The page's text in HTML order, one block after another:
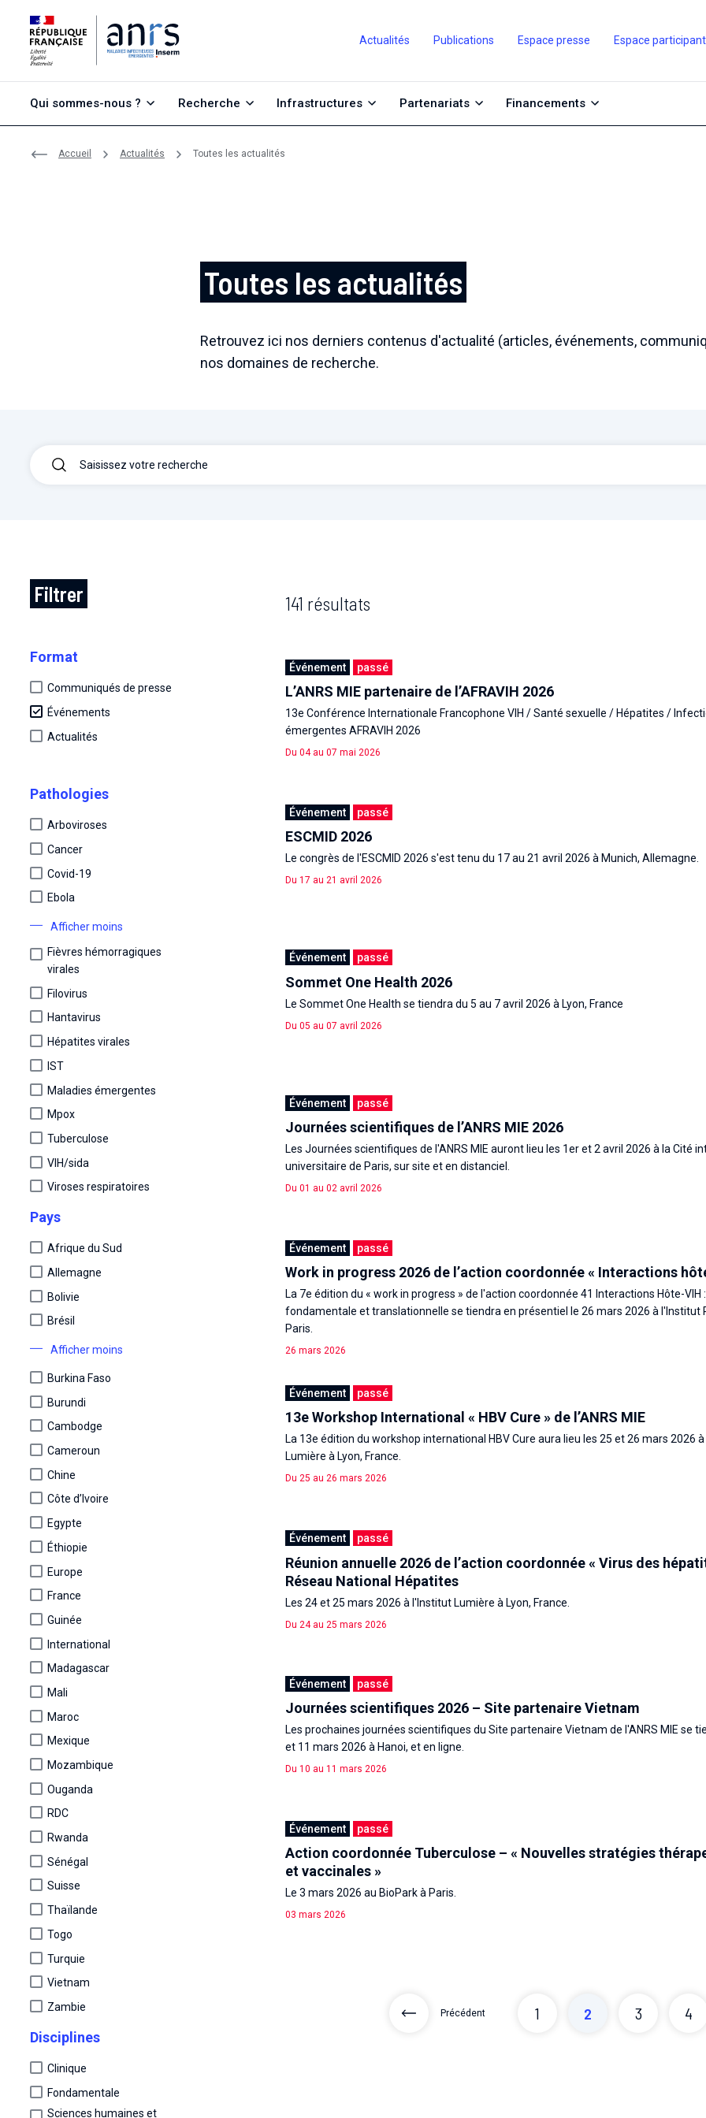
Actualités Publications Espace presse Espace
Qui sommes-nous ? Recherche Infrastructures Partenariats Financements
Accueil Actualités Toutes les actualités
Toutes les actualités
Retrouvez ici nos derniers contenus d'actualité (articles, événements,
nos domaines de recherche.
Filtrer
Format
Communiqués de presse
Événements
Actualités
Pathologies
Arboviroses
Cancer
Covid-19
Ebola
Afficher moins
Fièvres hémorragiques
virales
Filovirus
Hantavirus
Hépatites virales
IST
Maladies émergentes
Mpox
Tuberculose
VIH/sida
Viroses respiratoires
Pays
Afrique du Sud
Allemagne
Bolivie
Brésil
Afficher moins
Burkina Faso
Burundi
Cambodge
Cameroun
Chine
Côte d’Ivoire
Egypte
Éthiopie
Europe
France
Guinée
International
Madagascar
Mali
Maroc
Mexique
Mozambique
Ouganda
RDC
Rwanda
Sénégal
Suisse
Thaïlande
Togo
Turquie
Vietnam
Zambie
Disciplines
Clinique
Fondamentale
Sciences humaines et
141 résultats
Événement passé
L’ANRS MIE partenaire de l’AFRAVIH 2026
13e Conférence Internationale Francophone VIH / Santé sexuelle / Hépatites /
émergentes AFRAVIH 2026
Du 04 au 07 mai 2026
Événement passé
ESCMID 2026
Le congrès de l'ESCMID 2026 s'est tenu du 17 au 21 avril 2026 à Munich, Allemagne.
Du 17 au 21 avril 2026
Événement passé
Sommet One Health 2026
Le Sommet One Health se tiendra du 5 au 7 avril 2026 à Lyon, France
Du 05 au 07 avril 2026
Événement passé
Journées scientifiques de l’ANRS MIE 2026
Les Journées scientifiques de l'ANRS MIE auront lieu les 1er et 2 avril 2026 à la Cité
universitaire de Paris, sur site et en distanciel.
Du 01 au 02 avril 2026
Événement passé
Work in progress 2026 de l’action coordonnée « Interactions
La 7e édition du « work in progress » de l'action coordonnée 41 Interactions Hôte-VIH
fondamentale et translationnelle se tiendra en présentiel le 26 mars 2026 à l'Institut
Paris.
26 mars 2026
Événement passé
13e Workshop International « HBV Cure » de l’ANRS MIE
La 13e édition du workshop international HBV Cure aura lieu les 25 et 26 mars 2026
Lumière à Lyon, France.
Du 25 au 26 mars 2026
Événement passé
Réunion annuelle 2026 de l’action coordonnée « Virus des
Réseau National Hépatites
Les 24 et 25 mars 2026 à l'Institut Lumière à Lyon, France.
Du 24 au 25 mars 2026
Événement passé
Journées scientifiques 2026 – Site partenaire Vietnam
Les prochaines journées scientifiques du Site partenaire Vietnam de l'ANRS MIE se
et 11 mars 2026 à Hanoi, et en ligne.
Du 10 au 11 mars 2026
Événement passé
Action coordonnée Tuberculose – « Nouvelles stratégies
et vaccinales »
Le 3 mars 2026 au BioPark à Paris.
03 mars 2026
Précédent 1 2 3 4